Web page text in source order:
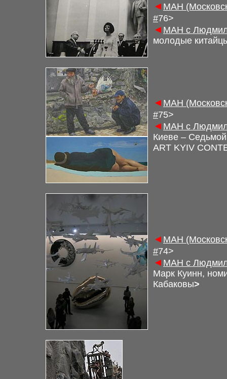
◄ МАН
#76>
◄ МАН с
молодые
◄ МАН
#75>
◄ МАН с
Киеве –
ART KYIV
◄ МАН
#74>
◄ МАН с
Марк Куинн,
Кабаковы>